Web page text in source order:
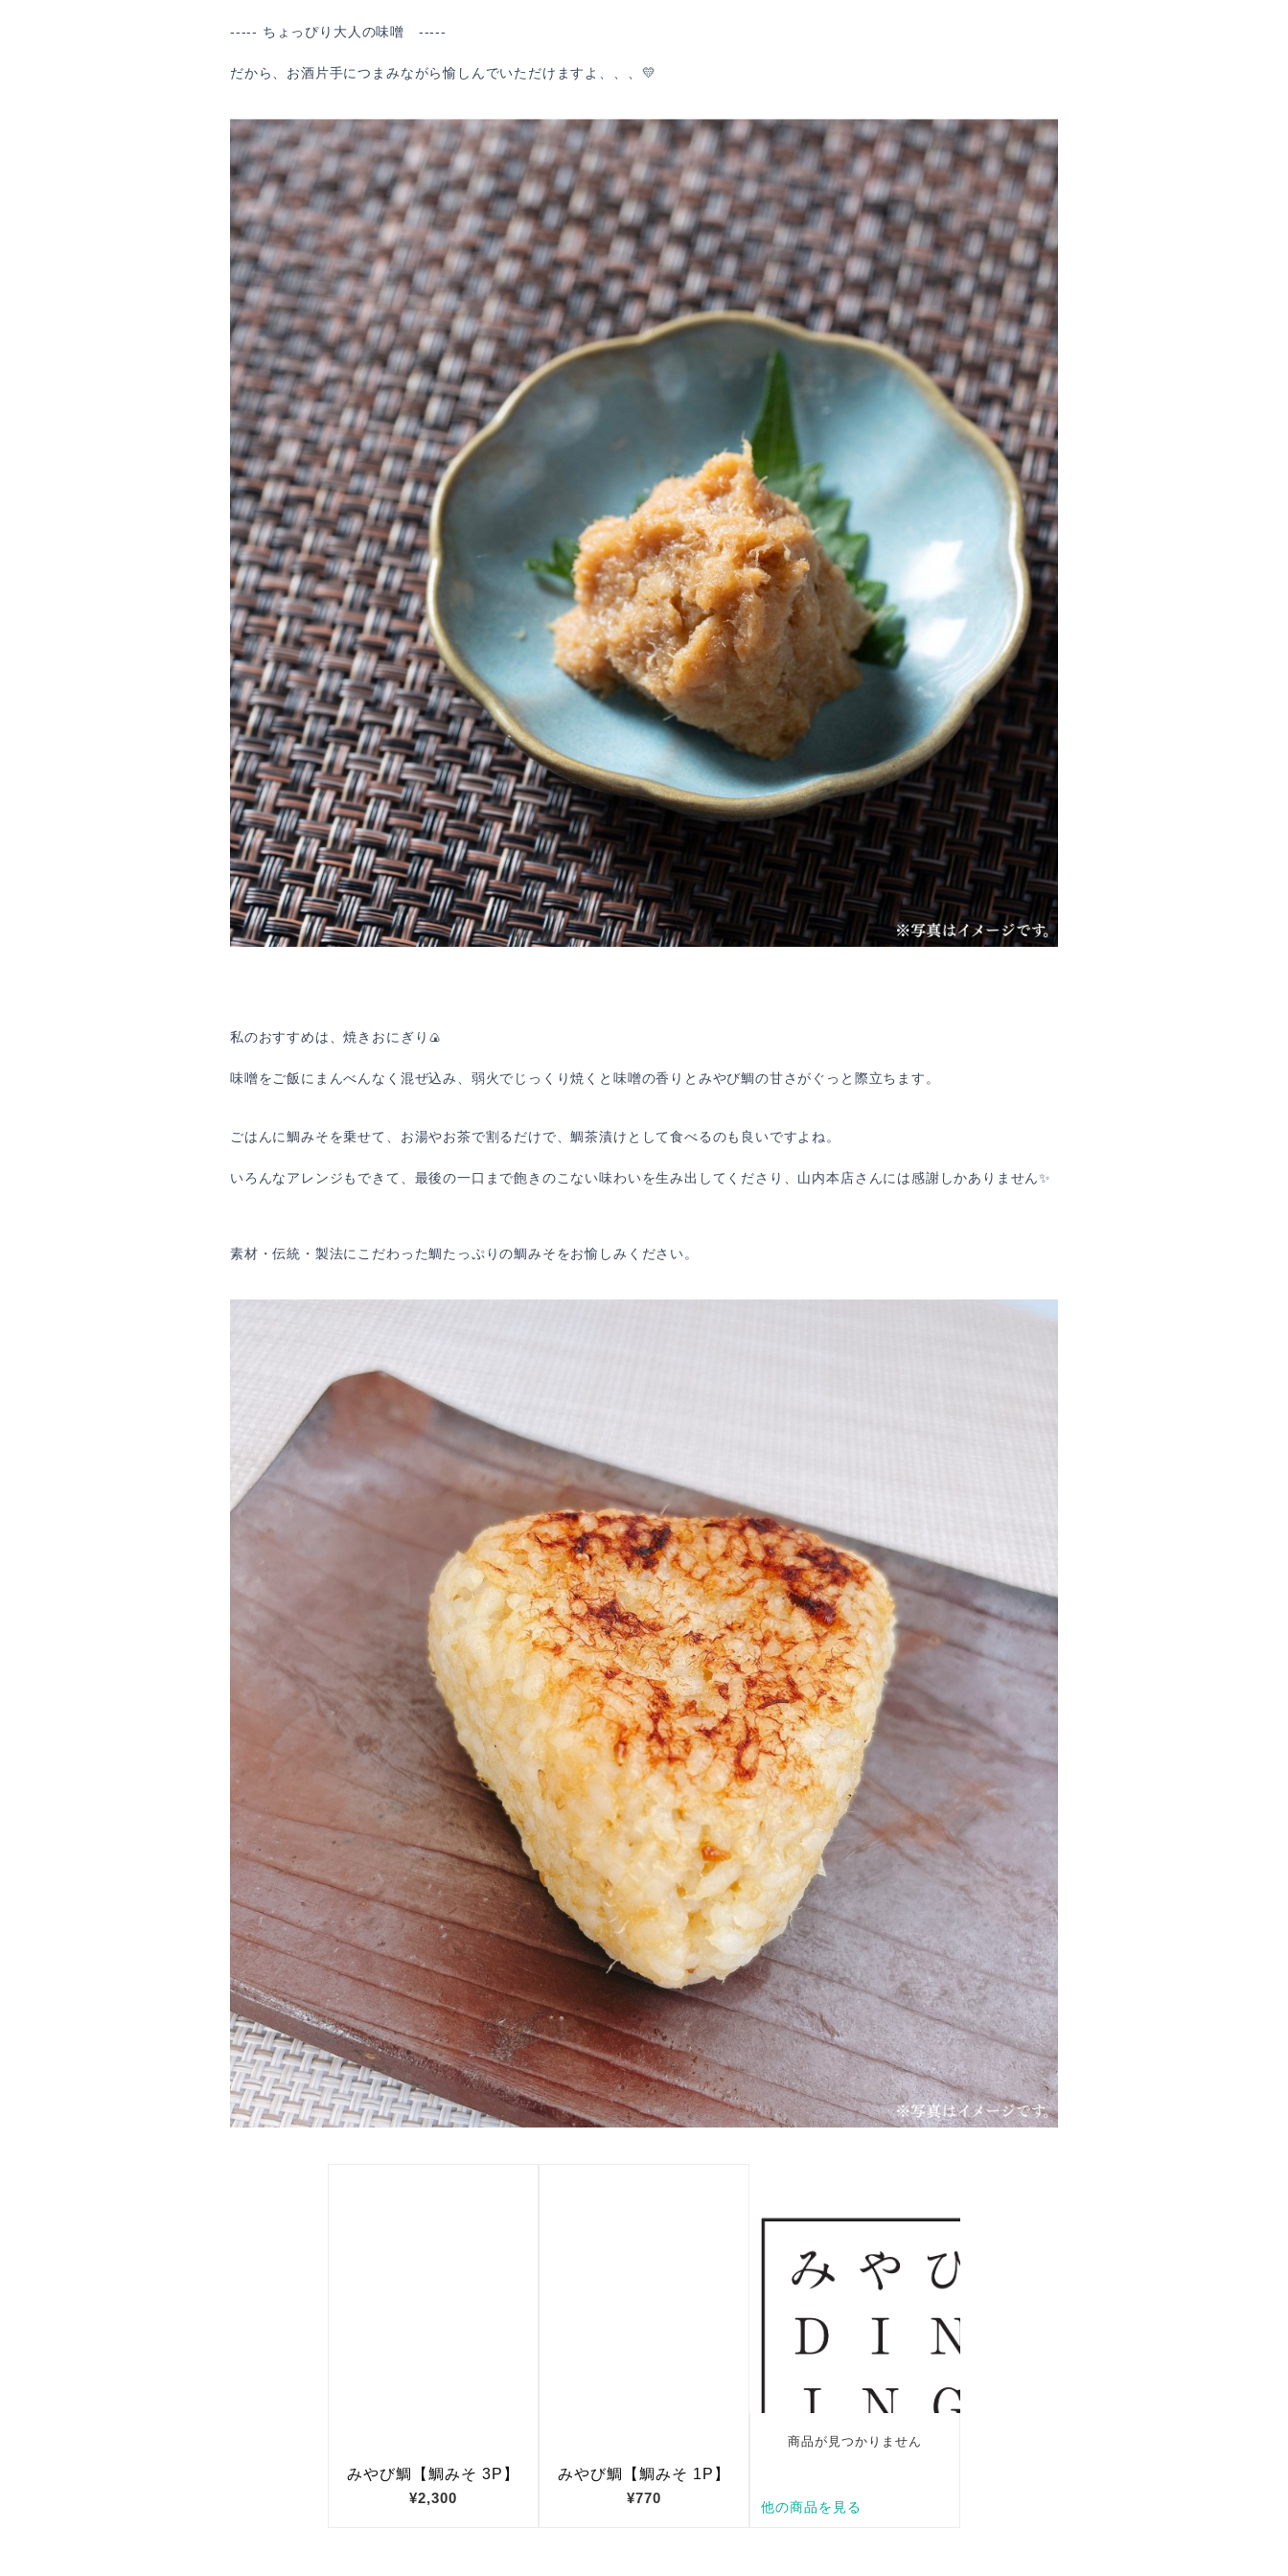
----- ちょっぴり大人の味噌 -----
だから、お酒片手につまみながら愉しんでいただけますよ、、、💛
私のおすすめは、焼きおにぎり🍙
味噌をご飯にまんべんなく混ぜ込み、弱火でじっくり焼くと味噌の香りとみやび鯛の甘さがぐっと際立ちます。
ごはんに鯛みそを乗せて、お湯やお茶で割るだけで、鯛茶漬けとして食べるのも良いですよね。
いろんなアレンジもできて、最後の一口まで飽きのこない味わいを生み出してくださり、山内本店さんには感謝しかありません✨
素材・伝統・製法にこだわった鯛たっぷりの鯛みそをお愉しみください。